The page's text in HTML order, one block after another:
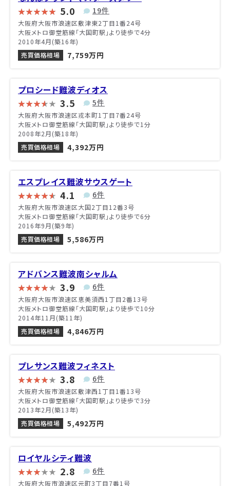
5.0 19件
大阪府大阪市浪速区敷津東2丁目1番24号
大阪メトロ御堂筋線「大国町駅」より徒歩で4分
2010年4月(築16年)
売買価格相場
7,759万円
プロシード難波ディオス
3.5 5件
大阪府大阪市浪速区戎本町1丁目7番24号
大阪メトロ御堂筋線「大国町駅」より徒歩で1分
2008年2月(築18年)
売買価格相場
4,392万円
エスプレイス難波サウスゲート
4.1 6件
大阪府大阪市浪速区大国2丁目12番3号
大阪メトロ御堂筋線「大国町駅」より徒歩で6分
2016年9月(築9年)
売買価格相場
5,586万円
アドバンス難波南シャルム
3.9 6件
大阪府大阪市浪速区恵美須西1丁目2番13号
大阪メトロ御堂筋線「大国町駅」より徒歩で10分
2014年11月(築11年)
売買価格相場
4,846万円
プレサンス難波フィネスト
3.8 6件
大阪府大阪市浪速区敷津西1丁目1番13号
大阪メトロ御堂筋線「大国町駅」より徒歩で3分
2013年2月(築13年)
売買価格相場
5,492万円
ロイヤルシティ難波
2.8 6件
大阪府大阪市浪速区元町3丁目7番1号